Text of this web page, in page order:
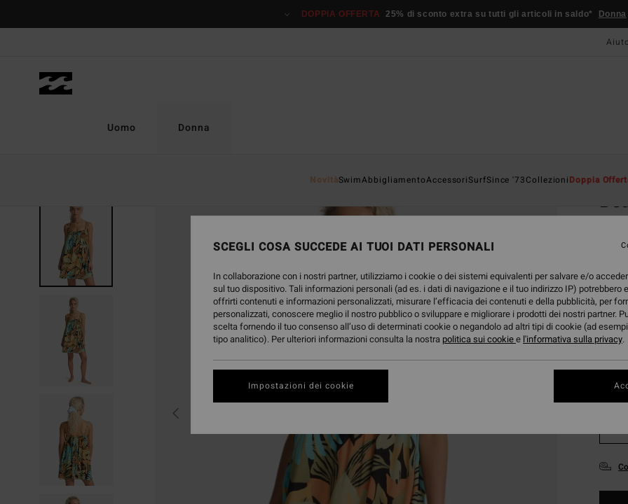
prodotto
DOPPIA OFFERTA 25% di sconto extra su tutti gli articoli in saldo* Donna
Uomo Donna
NovitàSwimAbbigliamentoAccessoriSurfSince '73CollezioniDoppia
SCEGLI COSA SUCCEDE AI TUOI DATI PERSONALI
In collaborazione con i nostri partner, utilizziamo i cookie o dei sistemi equivalenti per salvare e/o
sul tuo dispositivo. Tali informazioni personali (ad es. i dati di navigazione e il tuo indirizzo IP) potrebbero
offrirti contenuti e informazioni personalizzati, misurare l’efficacia dei contenuti e della pubblicità, per
personalizzati, conoscere meglio il nostro pubblico o sviluppare e migliorare i prodotti dei nostri partner.
scelta fornendo il tuo consenso all’uso di determinati cookie o negandolo ad altri tipi di cookie (ad
tipo analitico). Per ulteriori informazioni consulta la nostra politica sui cookiee l'informativa sulla privacy.
Impostazioni dei cookie